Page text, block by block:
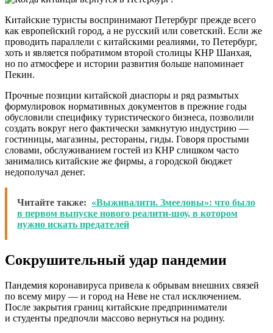
Китайские туристы воспринимают Петербург прежде всего
как европейский город, а не русский или советский. Если же
проводить параллели с китайскими реалиями, то Петербург,
хоть и является побратимом второй столицы КНР Шанхая,
но по атмосфере и истории развития больше напоминает
Пекин.
Прочные позиции китайской диаспоры и ряд размытых
формулировок нормативных документов в прежние годы
обусловили специфику туристического бизнеса, позволили
создать вокруг него фактически замкнутую индустрию —
гостиницы, магазины, рестораны, гиды. Говоря простыми
словами, обслуживанием гостей из КНР слишком часто
занимались китайские же фирмы, а городской бюджет
недополучал денег.
Читайте также: «Выживалити. Змееловы»: что было
в первом выпуске нового реалити-шоу, в котором
нужно искать предателей
Сокрушительный удар пандемии
Пандемия коронавируса привела к обрывам внешних связей
по всему миру — и город на Неве не стал исключением.
После закрытия границ китайские предприниматели
и студенты предпочли массово вернуться на родину.